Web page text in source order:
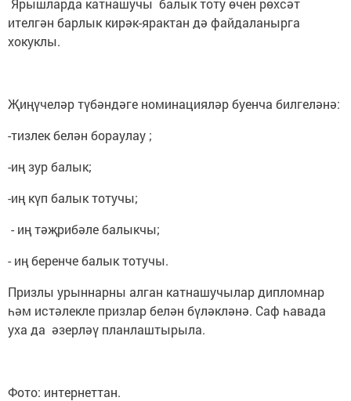
Ярышларда катнашучы балык тоту өчен рөхсәт
ителгән барлык кирәк-ярактан дә файдаланырга
хокуклы.
Җиңүчеләр түбәндәге номинацияләр буенча билгеләнә:
-тизлек белән бораулау ;
-иң зур балык;
-иң күп балык тотучы;
- иң тәҗрибәле балыкчы;
- иң беренче балык тотучы.
Призлы урыннарны алган катнашучылар дипломнар
һәм истәлекле призлар белән бүләкләнә. Саф һавада
уха да әзерләү планлаштырыла.
Фото: интернеттан.